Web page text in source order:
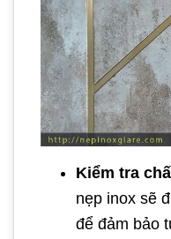
Kiểm tra
nẹp inox sẽ
để đảm bảo